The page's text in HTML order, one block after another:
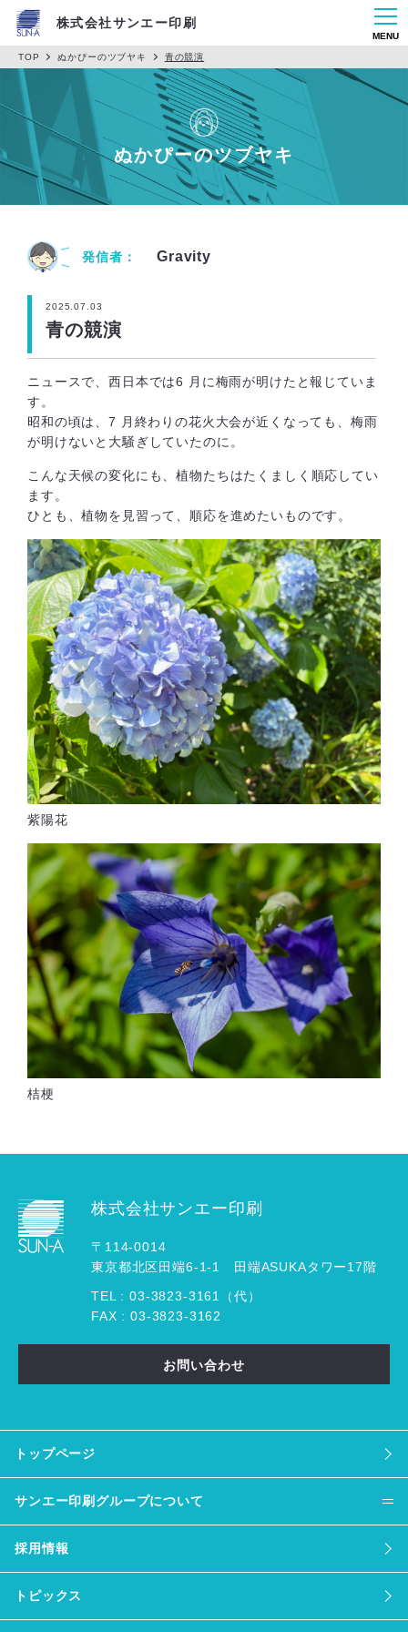
株式会社サンエー印刷
MENU
TOP ぬかぴーのツブヤキ 青の競演
ぬかぴーのツブヤキ
発信者： Gravity
2025.07.03
青の競演
ニュースで、西日本では6 ⽉に梅⾬が明けたと報じていま
す。
昭和の頃は、7 ⽉終わりの花⽕大会が近くなっても、梅⾬
が明けないと⼤騒ぎしていたのに。
こんな天候の変化にも、植物たちはたくましく順応してい
ます。
ひとも、植物を見習って、順応を進めたいものです。
紫陽花
桔梗
株式会社サンエー印刷
〒114-0014
東京都北区田端6-1-1 田端ASUKAタワー17階
TEL :03-3823-3161（代）
FAX : 03-3823-3162
お問い合わせ
トップページ
サンエー印刷グループについて
採用情報
トピックス